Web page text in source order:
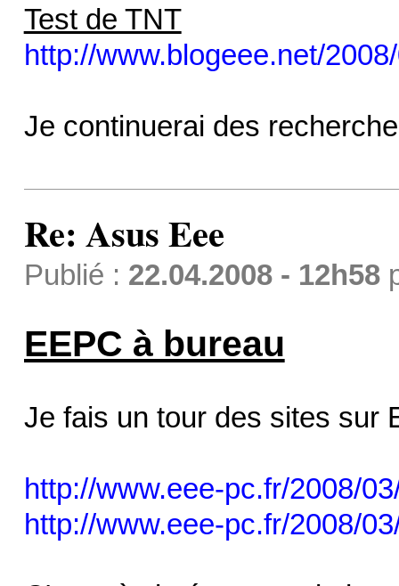
Test de TNT
http://www.blogeee.net/
Je continuerai des
Re: Asus Eee
Publié : 22.04.2008 - 12h58
EEPC à bureau
Je fais un tour des sites sur
http://www.eee-pc.fr/2008/
http://www.eee-pc.fr/2008/